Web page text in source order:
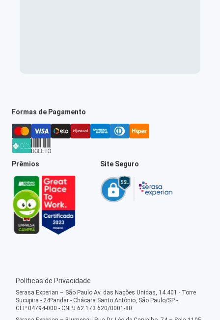
Formas de Pagamento
Prêmios Site Seguro
Políticas de Privacidade
Serasa Experian – São Paulo Av. das Nações Unidas, 14.401 - Torre
Sucupira - 24ºandar - Chácara Santo Antônio, São Paulo/SP -
CEP:04794-000 - CNPJ 62.173.620/0001-80